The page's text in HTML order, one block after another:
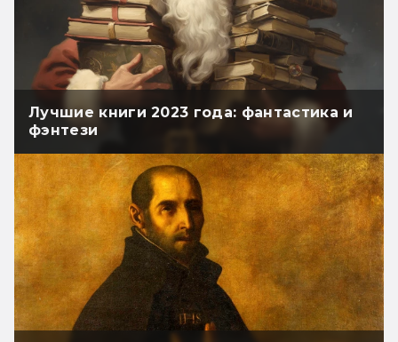
Лучшие книги 2023 года: фантастика и
фэнтези